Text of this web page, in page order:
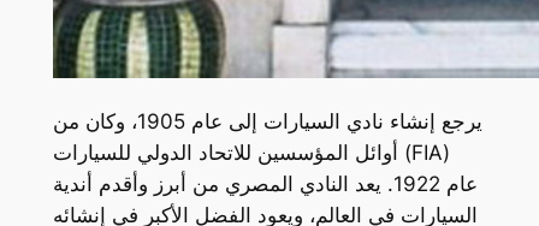
يرجع إنشاء نادي السيارات إلى عام 1905، وكان من
أوائل المؤسسين للاتحاد الدولي للسيارات (FIA)
عام 1922. يعد النادي المصري من أبرز وأقدم أندية
السيارات في العالم، ويعود الفضل الأكبر في إنشائه